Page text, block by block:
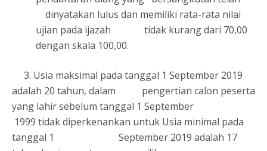
dinyatakan lulus dan memiliki rata-rata nilai
ujian pada ijazah tidak kurang dari 70,00
dengan skala 100,00.
3. Usia maksimal pada tanggal 1 September 2019
adalah 20 tahun, dalam pengertian calon peserta
yang lahir sebelum tanggal 1 September
1999 tidak diperkenankan untuk Usia minimal pada
tanggal 1 September 2019 adalah 17